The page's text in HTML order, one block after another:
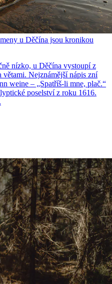
u Děčína jsou kronikou
nízko, u Děčína vystoupí z
Nejznámější nápis zní
weine – „Spatříš-li mne, plač.“
poselství z roku 1616.